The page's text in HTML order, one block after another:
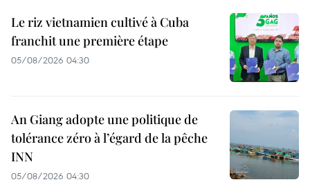
Le riz vietnamien cultivé à Cuba
franchit une première étape
05/08/2026 04:30
An Giang adopte une politique de
tolérance zéro à l’égard de la pêche
INN
05/08/2026 04:30